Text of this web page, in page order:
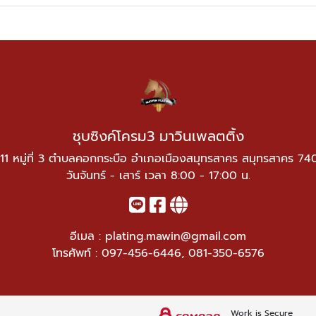
ชุบซิงค์โครม3 มาวินเพลตติ้ง
หมู่ที่ 3 ตำบลคอกกระบือ อำเภอเมืองสมุทรสาคร สมุทรสาคร
วันจันทร์ - เสาร์ เวลา 8:00 - 17:00 น.
อีเมล : plating.mawin@gmail.com
โทรศัพท์ : 097-456-6446, 081-350-6576
Work is Secure